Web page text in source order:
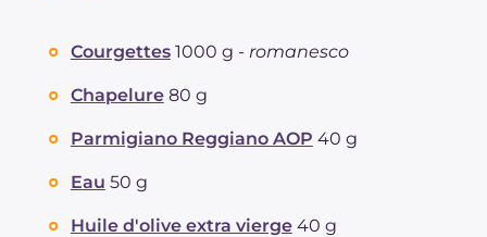
Courgettes 1000 g - romanesco
Chapelure 80 g
Parmigiano Reggiano AOP 40 g
Eau 50 g
Huile d'olive extra vierge 40 g